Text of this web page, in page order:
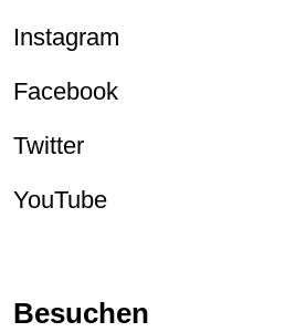
Instagram
Facebook
Twitter
YouTube
Besuchen